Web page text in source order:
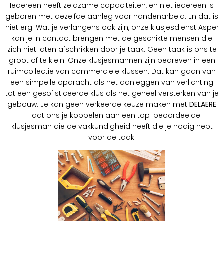
Iedereen heeft zeldzame capaciteiten, en niet iedereen is
geboren met dezelfde aanleg voor handenarbeid. En dat is
niet erg! Wat je verlangens ook zijn, onze klusjesdienst Asper
kan je in contact brengen met de geschikte mensen die
zich niet laten afschrikken door je taak. Geen taak is ons te
groot of te klein. Onze klusjesmannen zijn bedreven in een
ruimcollectie van commerciële klussen. Dat kan gaan van
een simpelle opdracht als het aanleggen van verlichting
tot een gesofisticeerde klus als het geheel versterken van je
gebouw. Je kan geen verkeerde keuze maken met DELAERE
– laat ons je koppelen aan een top-beoordeelde
klusjesman die de vakkundigheid heeft die je nodig hebt
voor de taak.